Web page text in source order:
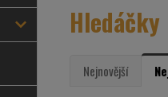
Hledáčky
Nejnovější